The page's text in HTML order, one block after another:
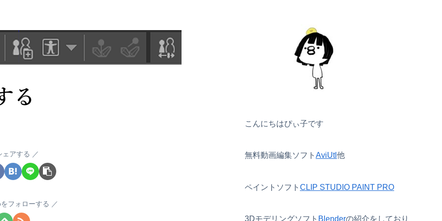
ェアする
フォローする
こんにちはぴぃ子です
無料動画編集ソフト AviUtl他
ペイントソフト CLIP STUDIO PAINT PRO
3Dモデリングソフト Blenderの紹介をしており